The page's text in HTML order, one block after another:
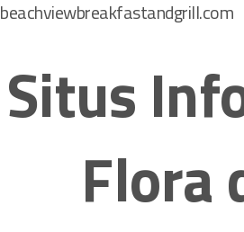
beachviewbreakfastandgrill.com
Situs
Flora